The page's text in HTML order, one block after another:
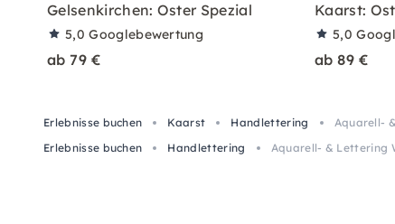
Gelsenkirchen: Oster Spezial
5,0Googlebewertung
ab 79 €
Kaarst:
5,0
ab 89 €
Erlebnisse buchen Kaarst Handlettering
Aquarell-
Erlebnisse buchen
Handlettering Aquarell- & Lettering